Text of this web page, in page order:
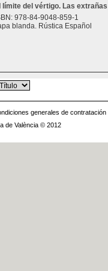
límite del vértigo. Las
978-84-9048-859-1
blanda. Rústica Español
generales de contratación
de València © 2012